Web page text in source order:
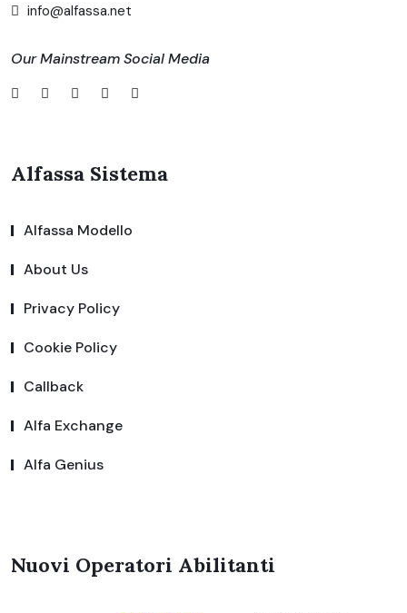
info@alfassa.net
Our Mainstream Social Media
Alfassa Sistema
Alfassa Modello
About Us
Privacy Policy
Cookie Policy
Callback
Alfa Exchange
Alfa Genius
Nuovi Operatori Abilitanti